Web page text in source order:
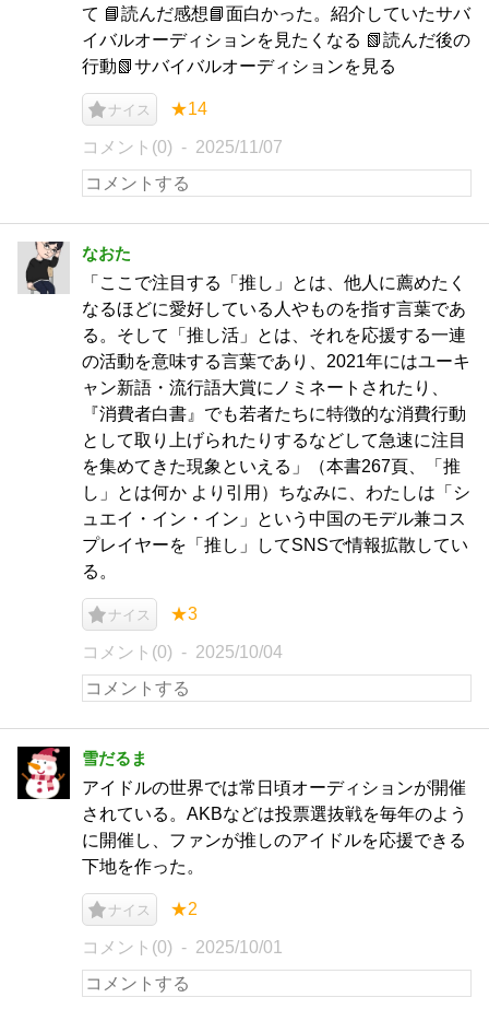
て 📘読んだ感想📘面白かった。紹介していたサバ
イバルオーディションを見たくなる 📗読んだ後の
行動📗サバイバルオーディションを見る
ナイス ★14
コメント(0) 2025/11/07
なおた
「ここで注目する「推し」とは、他人に薦めたく
なるほどに愛好している人やものを指す言葉であ
る。そして「推し活」とは、それを応援する一連
の活動を意味する言葉であり、2021年にはユーキ
ャン新語・流行語大賞にノミネートされたり、
『消費者白書』でも若者たちに特徴的な消費行動
として取り上げられたりするなどして急速に注目
を集めてきた現象といえる」（本書267頁、「推
し」とは何か より引用）ちなみに、わたしは「シ
ュエイ・イン・イン」という中国のモデル兼コス
プレイヤーを「推し」してSNSで情報拡散してい
る。
ナイス ★3
コメント(0) 2025/10/04
雪だるま
アイドルの世界では常日頃オーディションが開催
されている。AKBなどは投票選抜戦を毎年のよう
に開催し、ファンが推しのアイドルを応援できる
下地を作った。
ナイス ★2
コメント(0) 2025/10/01